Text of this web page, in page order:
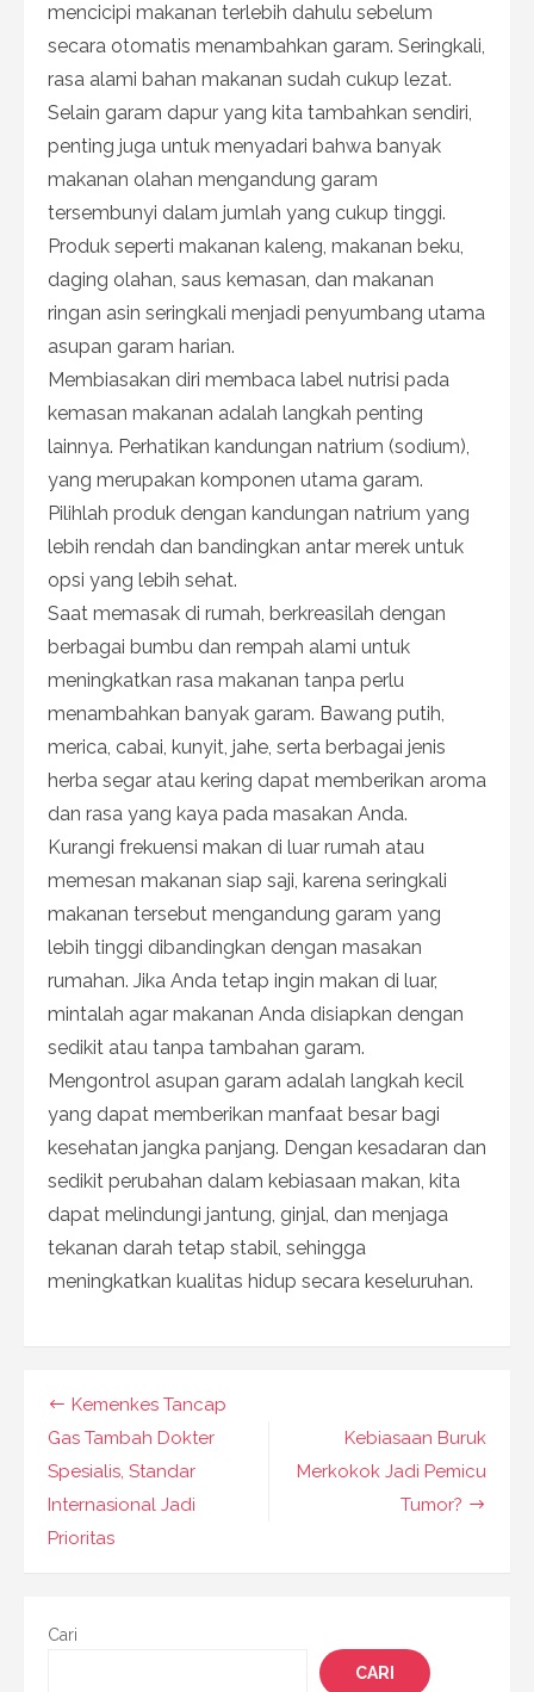
mencicipi makanan terlebih dahulu sebelum
secara otomatis menambahkan garam. Seringkali,
rasa alami bahan makanan sudah cukup lezat.
Selain garam dapur yang kita tambahkan sendiri,
penting juga untuk menyadari bahwa banyak
makanan olahan mengandung garam
tersembunyi dalam jumlah yang cukup tinggi.
Produk seperti makanan kaleng, makanan beku,
daging olahan, saus kemasan, dan makanan
ringan asin seringkali menjadi penyumbang utama
asupan garam harian.
Membiasakan diri membaca label nutrisi pada
kemasan makanan adalah langkah penting
lainnya. Perhatikan kandungan natrium (sodium),
yang merupakan komponen utama garam.
Pilihlah produk dengan kandungan natrium yang
lebih rendah dan bandingkan antar merek untuk
opsi yang lebih sehat.
Saat memasak di rumah, berkreasilah dengan
berbagai bumbu dan rempah alami untuk
meningkatkan rasa makanan tanpa perlu
menambahkan banyak garam. Bawang putih,
merica, cabai, kunyit, jahe, serta berbagai jenis
herba segar atau kering dapat memberikan aroma
dan rasa yang kaya pada masakan Anda.
Kurangi frekuensi makan di luar rumah atau
memesan makanan siap saji, karena seringkali
makanan tersebut mengandung garam yang
lebih tinggi dibandingkan dengan masakan
rumahan. Jika Anda tetap ingin makan di luar,
mintalah agar makanan Anda disiapkan dengan
sedikit atau tanpa tambahan garam.
Mengontrol asupan garam adalah langkah kecil
yang dapat memberikan manfaat besar bagi
kesehatan jangka panjang. Dengan kesadaran dan
sedikit perubahan dalam kebiasaan makan, kita
dapat melindungi jantung, ginjal, dan menjaga
tekanan darah tetap stabil, sehingga
meningkatkan kualitas hidup secara keseluruhan.
Navigasi
pos
Kebiasaan Buruk
Merkokok Jadi Pemicu
Tumor?
Kemenkes Tancap
Gas Tambah Dokter
Spesialis, Standar
Internasional Jadi
Prioritas
Cari
CARI